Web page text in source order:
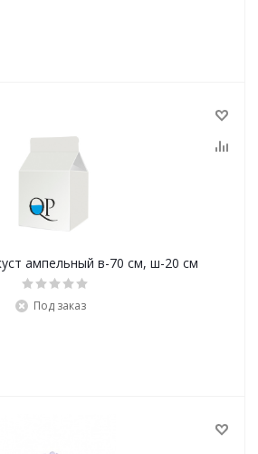
ампельный в-70 см, ш-20 см
Под заказ